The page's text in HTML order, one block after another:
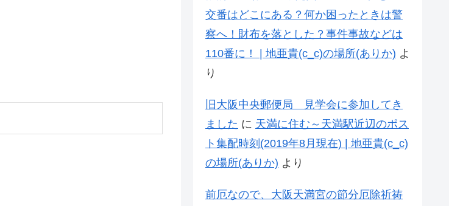
交番はどこにある？何か困ったときは警
察へ！財布を落とした？事件事故などは
110番に！ | 地亜貴(c_c)の場所(ありか) よ
り
旧大阪中央郵便局 見学会に参加してき
ました に 天満に住む～天満駅近辺のポス
ト集配時刻(2019年8月現在) | 地亜貴(c_c)
の場所(ありか) より
前厄なので、大阪天満宮の節分厄除祈祷